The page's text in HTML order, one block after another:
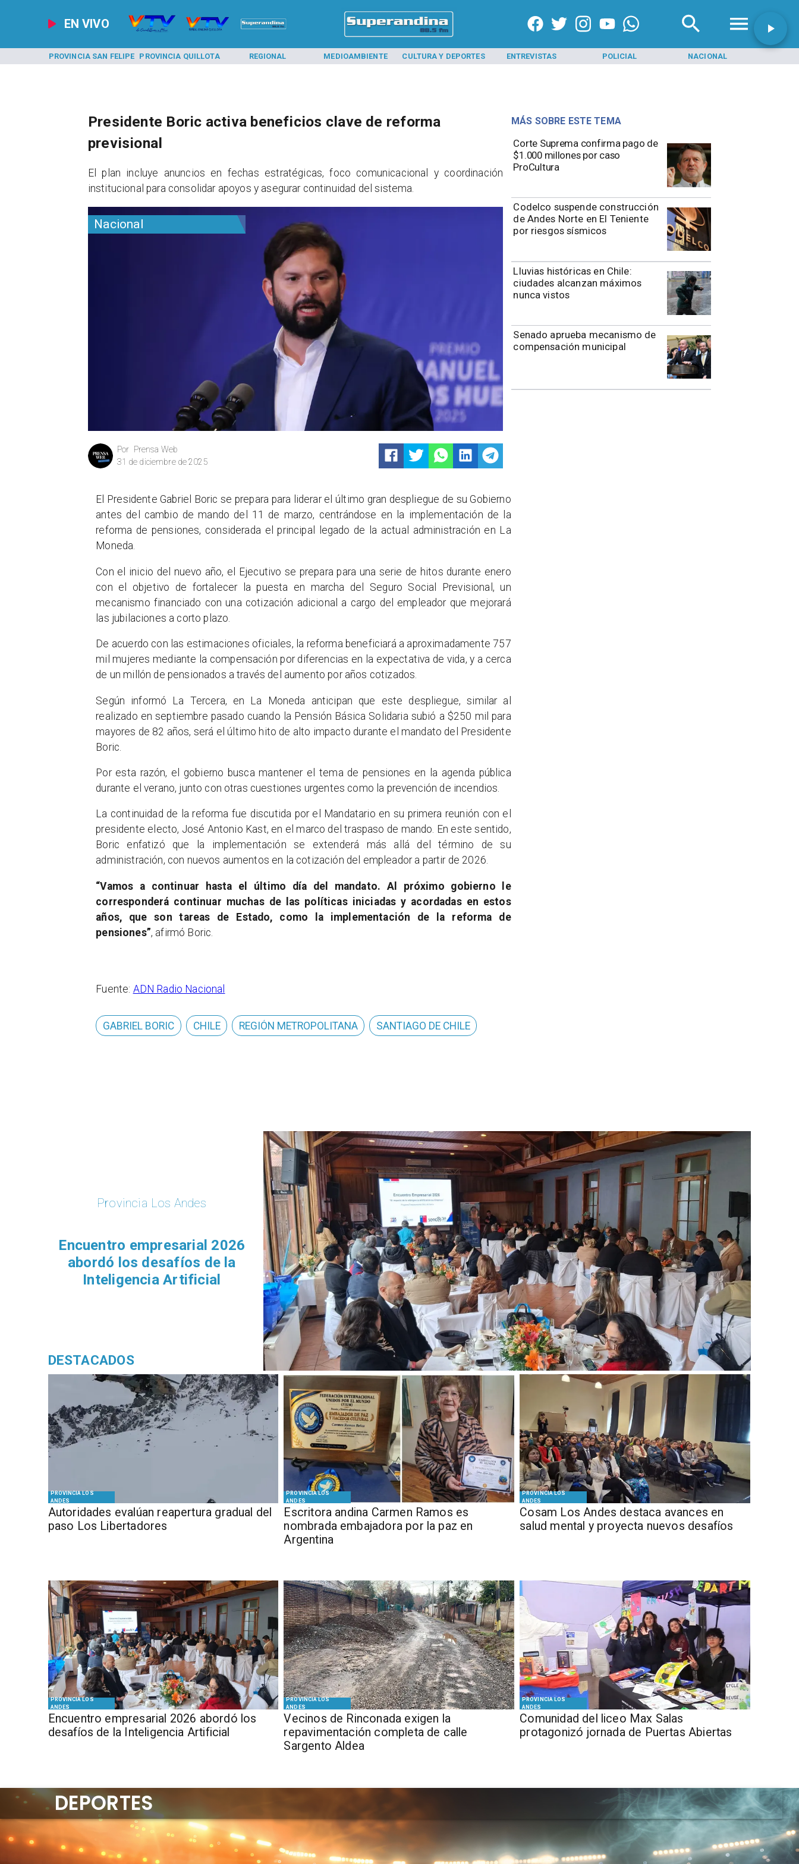
EN VIVO
PROVINCIA SAN FELIPE PROVINCIA QUILLOTA REGIONAL MEDIOAMBIENTE CULTURA Y DEPORTES ENTREVISTAS POLICIAL NACIONAL
Nacional
Prensa Web
Por
31 de diciembre de 2025
Corte Suprema confirma pago de
$1.000 millones por caso
ProCultura
Codelco suspende construcción
de Andes Norte en El Teniente
por riesgos sísmicos
Lluvias históricas en Chile:
ciudades alcanzan máximos
nunca vistos
Senado aprueba mecanismo de
compensación municipal
MÁS SOBRE ESTE TEMA
Presidente Boric activa beneficios clave de reforma
previsional
El plan incluye anuncios en fechas estratégicas, foco comunicacional y coordinación
institucional para consolidar apoyos y asegurar continuidad del sistema.
El Presidente Gabriel Boric se prepara para liderar el último gran despliegue de su Gobierno
antes del cambio de mando del 11 de marzo, centrándose en la implementación de la
reforma de pensiones, considerada el principal legado de la actual administración en La
Moneda.
Con el inicio del nuevo año, el Ejecutivo se prepara para una serie de hitos durante enero
con el objetivo de fortalecer la puesta en marcha del Seguro Social Previsional, un
mecanismo financiado con una cotización adicional a cargo del empleador que mejorará
las jubilaciones a corto plazo.
De acuerdo con las estimaciones oficiales, la reforma beneficiará a aproximadamente 757
mil mujeres mediante la compensación por diferencias en la expectativa de vida, y a cerca
de un millón de pensionados a través del aumento por años cotizados.
Según informó La Tercera, en La Moneda anticipan que este despliegue, similar al
realizado en septiembre pasado cuando la Pensión Básica Solidaria subió a $250 mil para
mayores de 82 años, será el último hito de alto impacto durante el mandato del Presidente
Boric.
Por esta razón, el gobierno busca mantener el tema de pensiones en la agenda pública
durante el verano, junto con otras cuestiones urgentes como la prevención de incendios.
La continuidad de la reforma fue discutida por el Mandatario en su primera reunión con el
presidente electo, José Antonio Kast, en el marco del traspaso de mando. En este sentido,
Boric enfatizó que la implementación se extenderá más allá del término de su
administración, con nuevos aumentos en la cotización del empleador a partir de 2026.
“Vamos a continuar hasta el último día del mandato. Al próximo gobierno le
corresponderá continuar muchas de las políticas iniciadas y acordadas en estos
años, que son tareas de Estado, como la implementación de la reforma de
pensiones”, afirmó Boric.
Fuente: ADN Radio Nacional
GABRIEL BORIC CHILE REGIÓN METROPOLITANA SANTIAGO DE CHILE
PROVINCIA LOS
ANDES
​​Autoridades evalúan reapertura gradual del
paso Los Libertadores
PROVINCIA LOS
ANDES
Escritora andina Carmen Ramos es
nombrada embajadora por la paz en
Argentina
PROVINCIA LOS
ANDES
Cosam Los Andes destaca avances en
salud mental y proyecta nuevos desafíos
PROVINCIA LOS
ANDES
Encuentro empresarial 2026 abordó los
desafíos de la Inteligencia Artificial
PROVINCIA LOS
ANDES
Vecinos de Rinconada exigen la
repavimentación completa de calle
Sargento Aldea
PROVINCIA LOS
ANDES
Comunidad del liceo Max Salas
protagonizó jornada de Puertas Abiertas
Provincia Los Andes
Encuentro empresarial 2026
abordó los desafíos de la
Inteligencia Artificial
DESTACADOS
DEPORTES